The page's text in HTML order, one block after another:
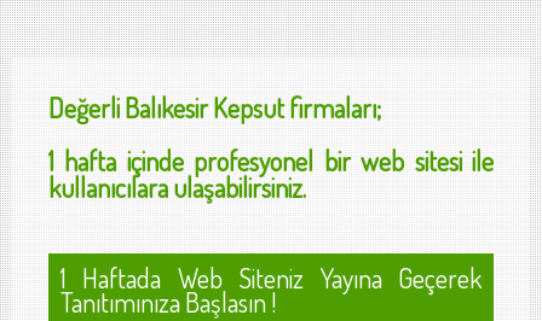
DeğerliBalıkesir Kepsutfirmaları;
1 hafta içinde profesyonel bir web sitesi ile
kullanıcılara ulaşabilirsiniz.
1 Haftada Web Siteniz Yayına Geçerek
Tanıtımınıza Başlasın !